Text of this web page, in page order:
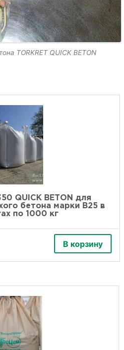
TORKRET QUICK BETON
QUICK BETON для
бетона марки В25 в
по 1000 кг
В корзину